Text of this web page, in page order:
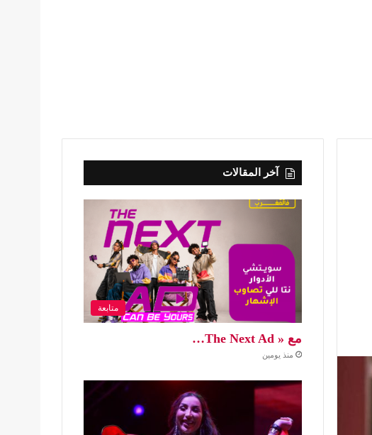
آخر المقالات
متابعة
مع « The Next Ad…
منذ يومين